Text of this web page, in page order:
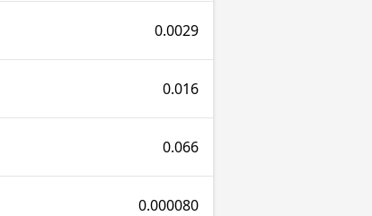
0.0029
0.016
0.066
0.000080